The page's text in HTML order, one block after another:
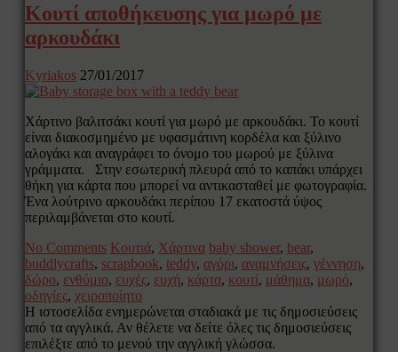
Κουτί αποθήκευσης για μωρό με
αρκουδάκι
Kyriakos 27/01/2017
Χάρτινο βαλιτσάκι κουτί για μωρό με αρκουδάκι. Το κουτί
είναι διακοσμημένο με υφασμάτινη κορδέλα και ξύλινο
αλογάκι και αναγράφει το όνομο του μωρού με ξύλινα
γράμματα. Στην εσωτερική πλευρά από το καπάκι υπάρχει
θήκη για κάρτα που μπορεί να αντικασταθεί με φωτογραφία.
Ένα λούτρινο αρκουδάκι περίπου 17 εκατοστά ύψος
περιλαμβάνεται στο κουτί.
No Comments Κουτιά, Χάρτινα baby shower, bear,
buddlycrafts, scrapbook, teddy, αγόρι, αναμνήσεις, γέννηση,
δώρο, ενθύμιο, ευχές, ευχή, κάρτα, κουτί, μάθημα, μωρό,
οδηγίες, χειροποίητο
Η ιστοσελίδα ενημερώνεται σταδιακά με τις δημοσιεύσεις
από τα αγγλικά. Αν θέλετε να δείτε όλες τις δημοσιεύσεις
επιλέξτε από το μενού την αγγλική γλώσσα.